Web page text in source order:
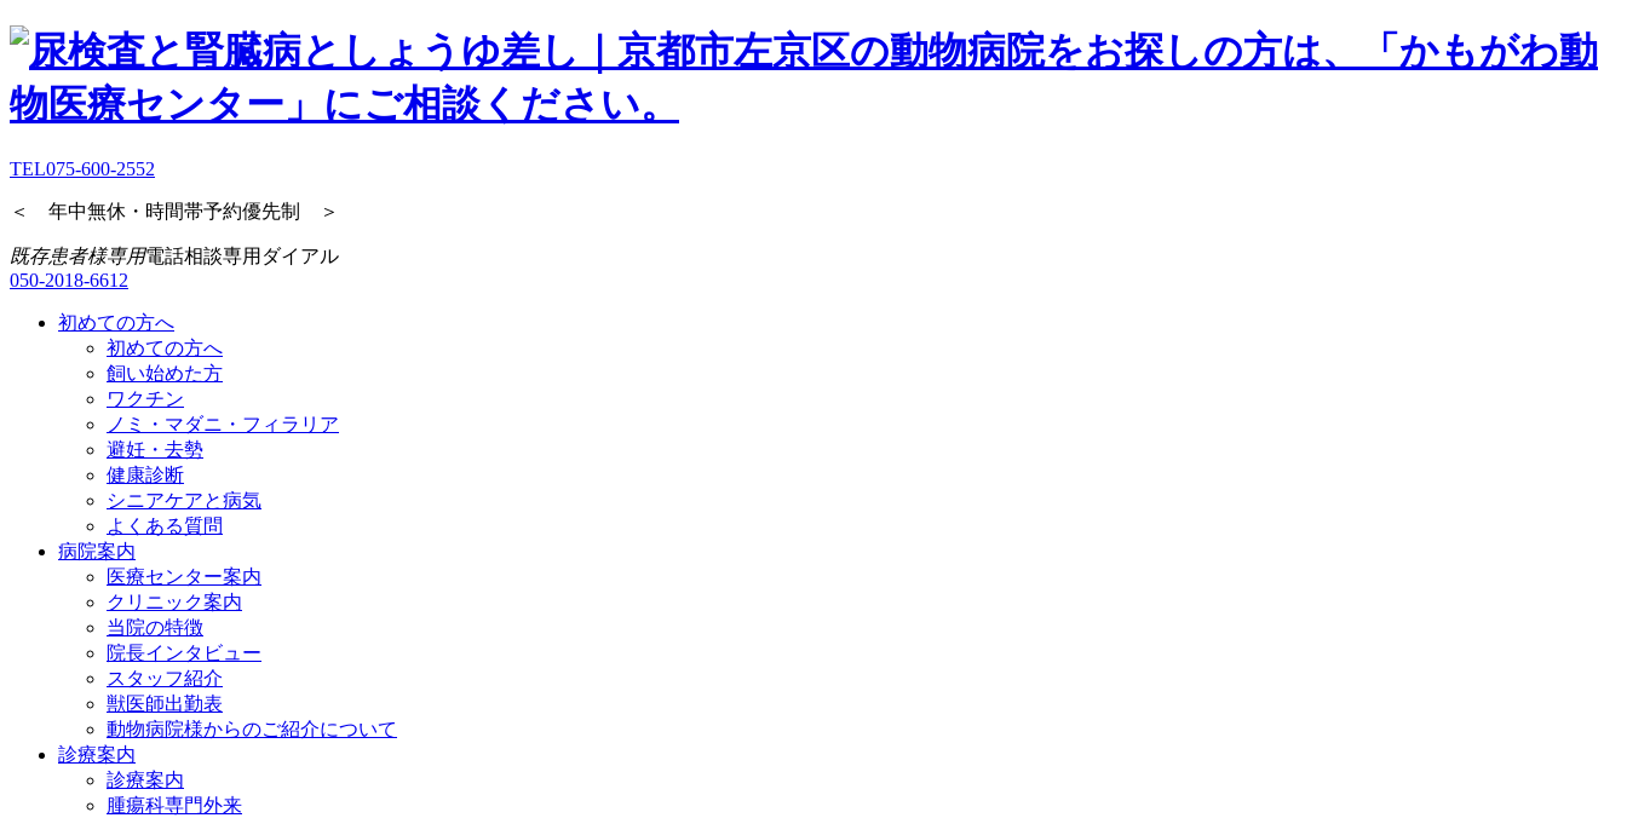
TEL075-600-2552
＜ 年中無休・時間帯予約優先制 ＞
既存患者様専用電話相談専用ダイアル
050-2018-6612
初めての方へ
初めての方へ
飼い始めた方
ワクチン
ノミ・マダニ・フィラリア
避妊・去勢
健康診断
シニアケアと病気
よくある質問
病院案内
医療センター案内
クリニック案内
当院の特徴
院長インタビュー
スタッフ紹介
獣医師出勤表
動物病院様からのご紹介について
診療案内
診療案内
腫瘍科専門外来